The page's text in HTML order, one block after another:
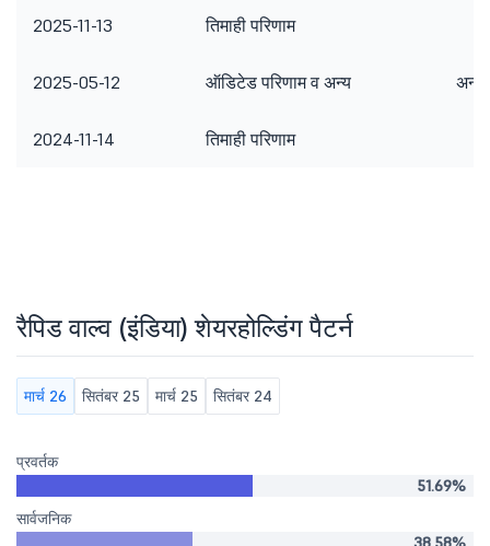
2025-11-13 तिमाही परिणाम
2025-05-12 ऑडिटेड परिणाम व अन्य अन्य
2024-11-14 तिमाही परिणाम
रैपिड वाल्व (इंडिया) शेयरहोल्डिंग पैटर्न
मार्च 26 सितंबर 25 मार्च 25 सितंबर 24
प्रवर्तक
51.69%
सार्वजनिक